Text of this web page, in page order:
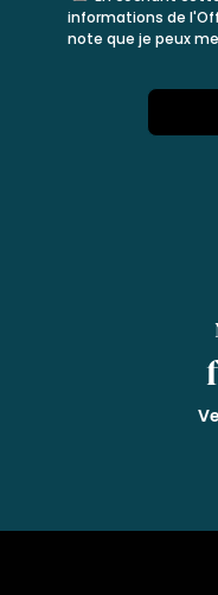
informations de
note que je peux